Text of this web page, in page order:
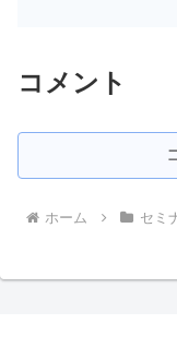
コメント
ホーム セミ